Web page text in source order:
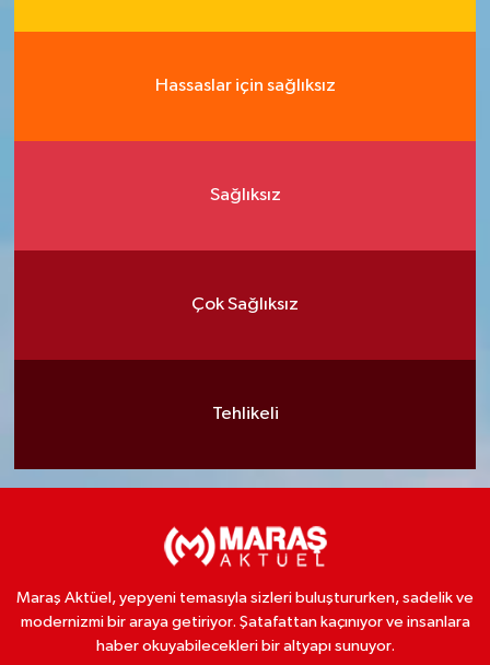
Hassaslar için sağlıksız
Sağlıksız
Çok Sağlıksız
Tehlikeli
Maraş Aktüel, yepyeni temasıyla sizleri buluştururken, sadelik ve
modernizmi bir araya getiriyor. Şatafattan kaçınıyor ve insanlara
haber okuyabilecekleri bir altyapı sunuyor.